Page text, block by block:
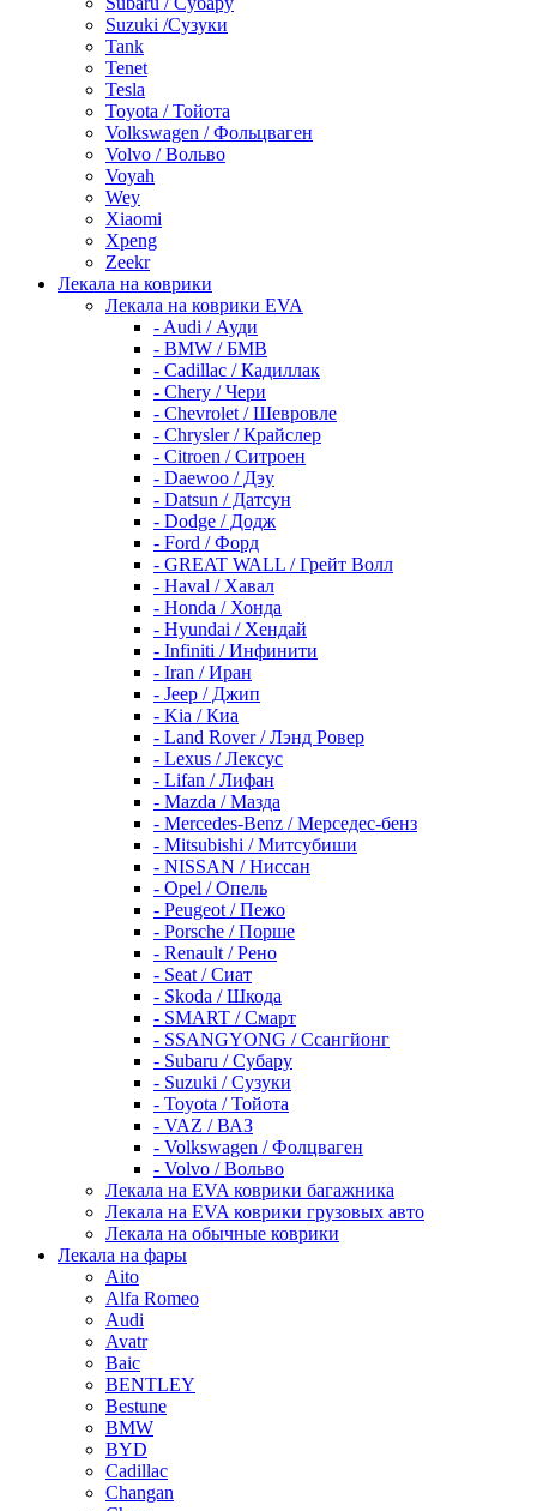
Suzuki /Сузуки
Tank
Tenet
Tesla
Toyota / Тойота
Volkswagen / Фольцваген
Volvo / Вольво
Voyah
Wey
Xiaomi
Xpeng
Zeekr
Лекала на коврики
Лекала на коврики EVA
- Audi / Ауди
- BMW / БМВ
- Cadillac / Кадиллак
- Chery / Чери
- Chevrolet / Шевровле
- Chrysler / Крайслер
- Citroen / Ситроен
- Daewoo / Дэу
- Datsun / Датсун
- Dodge / Додж
- Ford / Форд
- GREAT WALL / Грейт Волл
- Haval / Хавал
- Honda / Хонда
- Hyundai / Хендай
- Infiniti / Инфинити
- Iran / Иран
- Jeep / Джип
- Kia / Киа
- Land Rover / Лэнд Ровер
- Lexus / Лексус
- Lifan / Лифан
- Mazda / Мазда
- Mercedes-Benz / Мерседес-бенз
- Mitsubishi / Митсубиши
- NISSAN / Ниссан
- Opel / Опель
- Peugeot / Пежо
- Porsche / Порше
- Renault / Рено
- Seat / Сиат
- Skoda / Шкода
- SMART / Смарт
- SSANGYONG / Ссангйонг
- Subaru / Субару
- Suzuki / Сузуки
- Toyota / Тойота
- VAZ / ВАЗ
- Volkswagen / Фолцваген
- Volvo / Вольво
Лекала на EVA коврики багажника
Лекала на EVA коврики грузовых авто
Лекала на обычные коврики
Лекала на фары
Aito
Alfa Romeo
Audi
Avatr
Baic
BENTLEY
Bestune
BMW
BYD
Cadillac
Changan